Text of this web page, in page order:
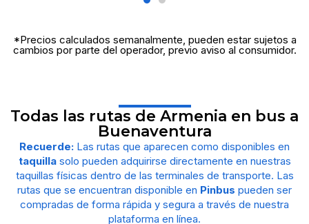
*Precios calculados semanalmente, pueden estar sujetos a
cambios por parte del operador, previo aviso al consumidor.
Todas las rutas de Armenia en bus a
Buenaventura
Recuerde: Las rutas que aparecen como disponibles en
taquillasolo pueden adquirirse directamente en nuestras
taquillas físicas dentro de las terminales de transporte. Las
rutas que se encuentran disponible en Pinbus pueden ser
compradas de forma rápida y segura a través de nuestra
plataforma en línea.